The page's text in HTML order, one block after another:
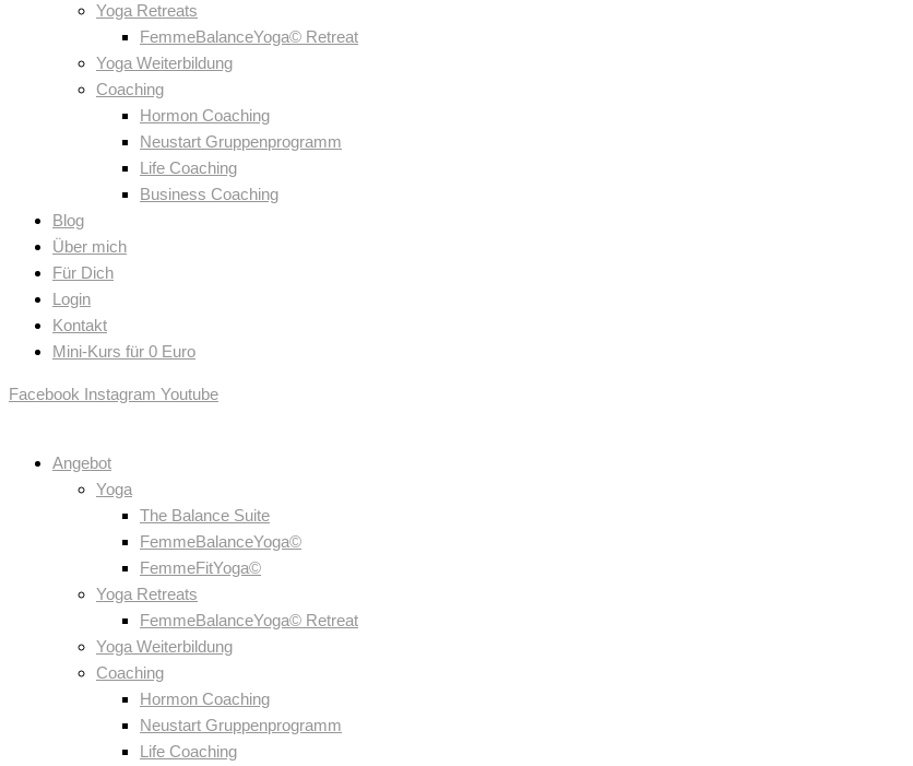
Yoga Retreats
FemmeBalanceYoga© Retreat
Yoga Weiterbildung
Coaching
Hormon Coaching
Neustart Gruppenprogramm
Life Coaching
Business Coaching
Blog
Über mich
Für Dich
Login
Kontakt
Mini-Kurs für 0 Euro
Facebook Instagram Youtube
Angebot
Yoga
The Balance Suite
FemmeBalanceYoga©
FemmeFitYoga©
Yoga Retreats
FemmeBalanceYoga© Retreat
Yoga Weiterbildung
Coaching
Hormon Coaching
Neustart Gruppenprogramm
Life Coaching